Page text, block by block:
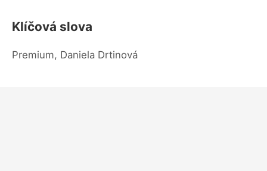
Klíčová slova
Premium, Daniela Drtinová